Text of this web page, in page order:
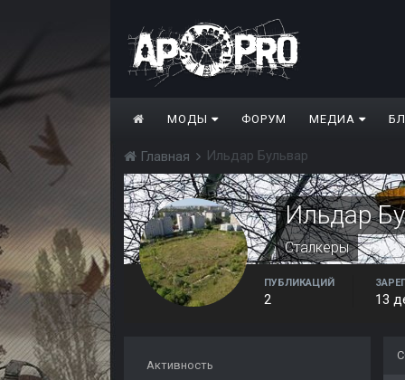
МОДЫ ФОРУМ МЕДИА
Главная Ильдар Бульвар
Ильдар
Сталкеры
ПУБЛИКАЦИЙ
2 13
Активность